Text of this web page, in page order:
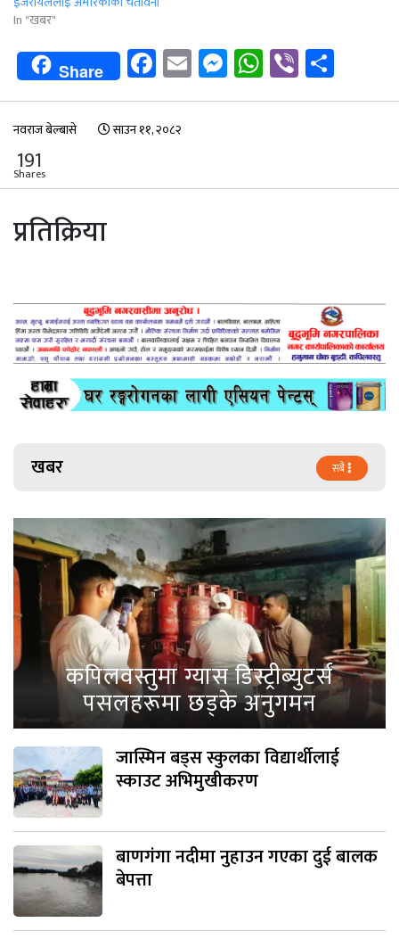
In "खबर"
Share Facebook
EmailMessenger
WhatsApp
Viber
नवराज बेल्बासे साउन ११, २०८२
191
Shares
प्रतिक्रिया
खबर सबै
कपिलवस्तुमा ग्यास डिस्ट्रीब्युटर्स
पसलहरूमा छड्के अनुगमन
जास्मिन बड्स स्कुलका विद्यार्थीलाई
स्काउट अभिमुखीकरण
बाणगंगा नदीमा नुहाउन गएका दुई बालक
बेपत्ता